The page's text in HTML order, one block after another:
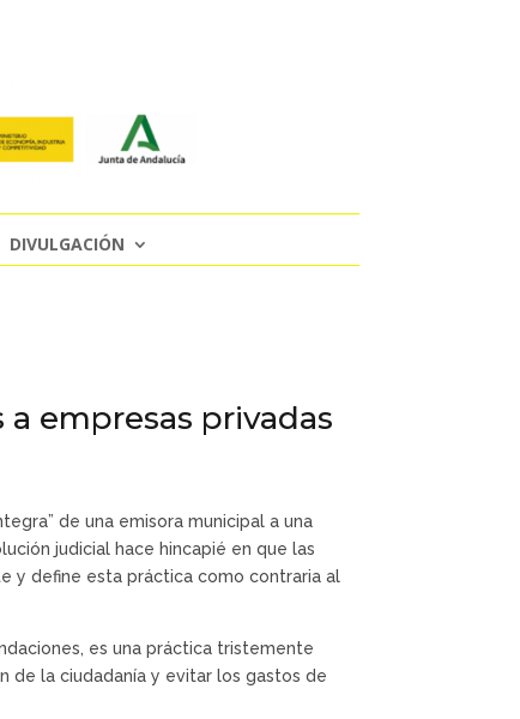
DIVULGACIÓN
empresas privadas
de una emisora municipal a una
judicial hace hincapié en que las
y define esta práctica como contraria al
es una práctica tristemente
de la ciudadanía y evitar los gastos de